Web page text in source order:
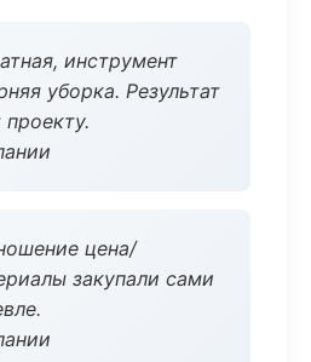
инструмент
уборка. Результат
проекту.
цена/
закупали сами